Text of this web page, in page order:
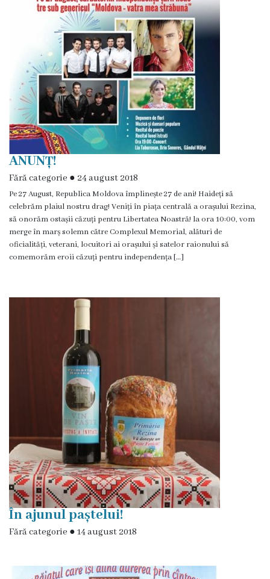
Aur”
Î.M
,,Servicii
Comunal
-
Locative”
or.Rezina.
Î.M
,,
Piața
comercială
Rezina”
Posturi
vacante
Consiliul
Componența
Consiliului
Secretar
Comisii
ANUNȚ!
Fără categorie ● 24 august 2018
Pe 27 August, Republica Moldova împlinește 27 de ani! Haideți să
celebrăm plaiul nostru drag! Veniți în piața centrală a orașului Rezina,
să onorăm ostașii căzuți pentru Libertatea Noastră! la ora 10:00, vom
merge în marș solemn către Complexul Memorial, alături de
oficialități, veterani, locuitori ai orașului și satelor raionului să
comemorăm eroii căzuți pentru independența […]
În ajunul paștelui!
Fără categorie ● 14 august 2018